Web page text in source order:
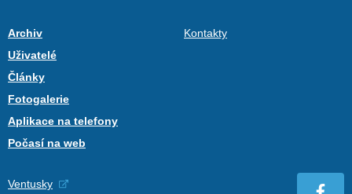
Archiv
Uživatelé
Články
Fotogalerie
Aplikace na telefony
Počasí na web
Kontakty
Ventusky